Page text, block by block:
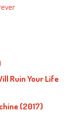
Ruin Your Life
(2017)